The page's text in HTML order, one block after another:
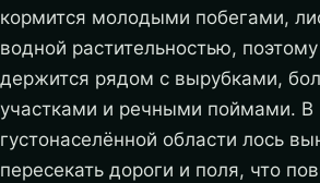
кормится молодыми побегами,
водной растительностью,
держится рядом с вырубками,
участками и речными поймами. В
густонаселённой области лось
пересекать дороги и поля, что